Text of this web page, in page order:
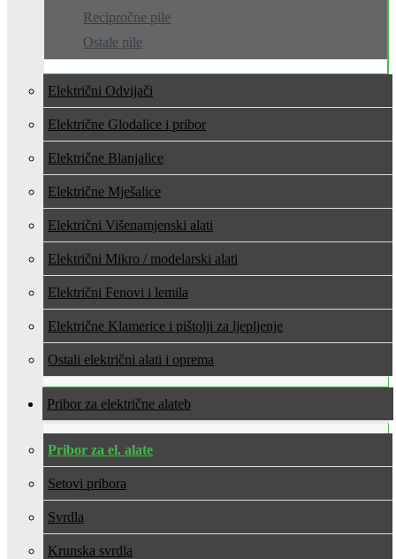
Recipročne pile
Ostale pile
Električni Odvijači
Električne Glodalice i pribor
Električne Blanjalice
Električne Mješalice
Električni Višenamjenski alati
Električni Mikro / modelarski alati
Električni Fenovi i lemila
Električne Klamerice i pištolji za ljepljenje
Ostali električni alati i oprema
Pribor za električne alate
Pribor za el. alate
Setovi pribora
Svrdla
Krunska svrdla